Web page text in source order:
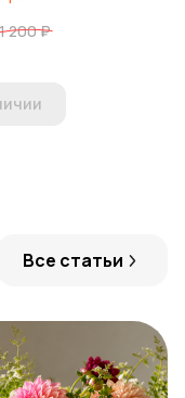
200 ₽
Все статьи